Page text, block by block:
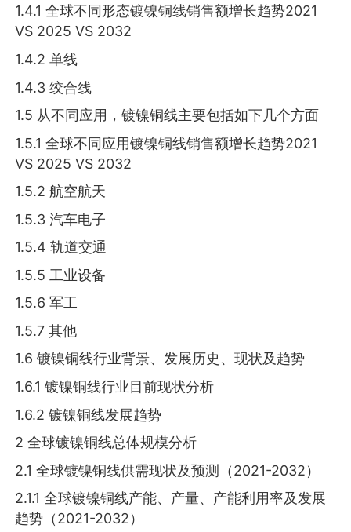
1.4.1 全球不同形态镀镍铜线销售额增长趋势2021
VS 2025 VS 2032
1.4.2 单线
1.4.3 绞合线
1.5 从不同应用，镀镍铜线主要包括如下几个方面
1.5.1 全球不同应用镀镍铜线销售额增长趋势2021
VS 2025 VS 2032
1.5.2 航空航天
1.5.3 汽车电子
1.5.4 轨道交通
1.5.5 工业设备
1.5.6 军工
1.5.7 其他
1.6 镀镍铜线行业背景、发展历史、现状及趋势
1.6.1 镀镍铜线行业目前现状分析
1.6.2 镀镍铜线发展趋势
2 全球镀镍铜线总体规模分析
2.1 全球镀镍铜线供需现状及预测（2021-2032）
2.1.1 全球镀镍铜线产能、产量、产能利用率及发展
趋势（2021-2032）